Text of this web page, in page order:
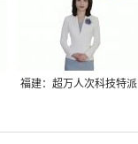
福建：超万人次科技特派